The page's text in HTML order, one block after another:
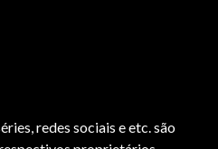
redes sociais e etc. são